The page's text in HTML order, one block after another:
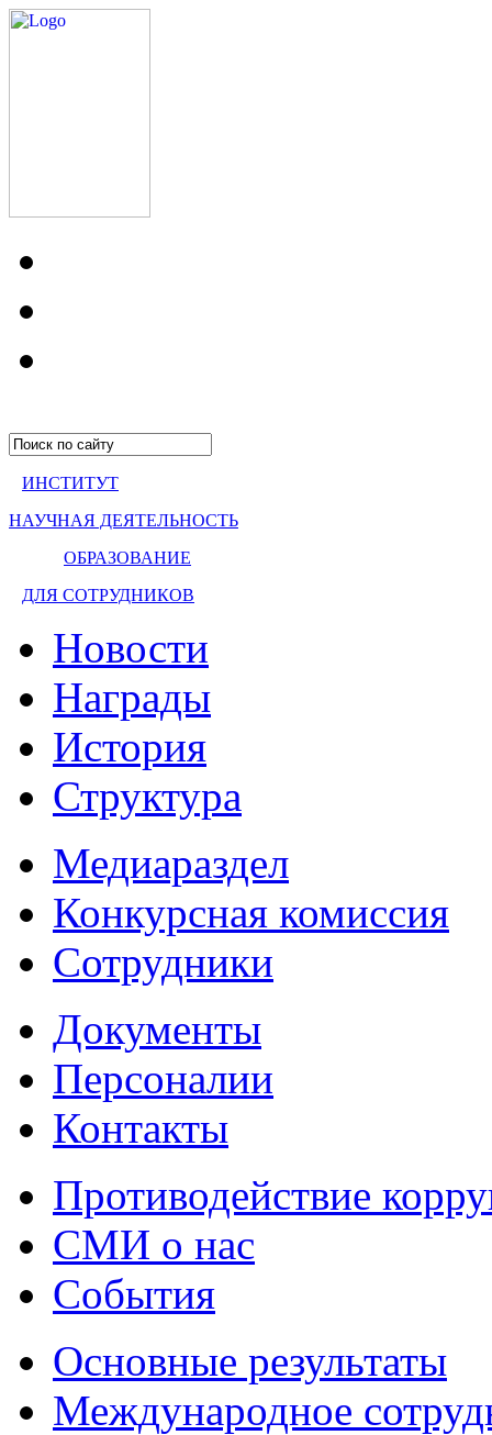
ИНСТИТУТ
НАУЧНАЯ ДЕЯТЕЛЬНОСТЬ
ОБРАЗОВАНИЕ
ДЛЯ СОТРУДНИКОВ
Новости
Награды
История
Структура
Медиараздел
Конкурсная комиссия
Сотрудники
Документы
Персоналии
Контакты
Противодействие
СМИ о нас
События
Основные результаты
Международное